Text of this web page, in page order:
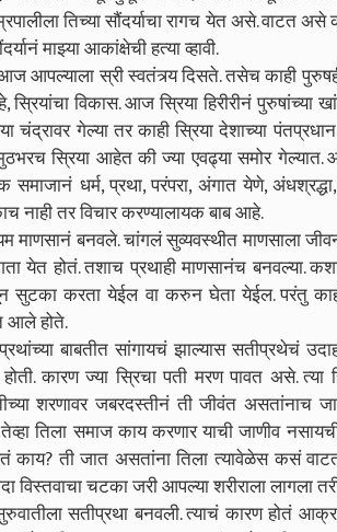
तिच्या सौंदर्याचा रागच येत असे. वाटत असे
माझ्या आकांक्षेची हत्या व्हावी.
स्री स्वतंत्र्य दिसते. तसेच काही पुरुषही
विकास. आज स्रिया हिरीरीनं पुरुषांच्या
चंद्रावर गेल्या तर काही स्रिया देशाच्या
स्रिया आहेत की ज्या एवढ्या समोर
समाजानं धर्म, प्रथा, परंपरा, अंगात येणे,
नाही तर विचार करण्यालायक बाब आहे.
बनवले. चांगलं सुव्यवस्थीत माणसाला
येत होतं. तशाच प्रथाही माणसानंच बनवल्या.
सुटका करता येईल वा करुन घेता येईल. परंतु
आले होते.
बाबतीत सांगायचं झाल्यास सतीप्रथेचं
कारण ज्या स्रिचा पती मरण पावत असे.
शरणावर जबरदस्तीनं ती जीवंत
तिला समाज काय करणार याची जाणीव
काय? ती जात असतांना तिला त्यावेळेस कसं
विस्तवाचा चटका जरी आपल्या शरीराला लागला
सतीप्रथा बनवली. त्याचं कारण होतं